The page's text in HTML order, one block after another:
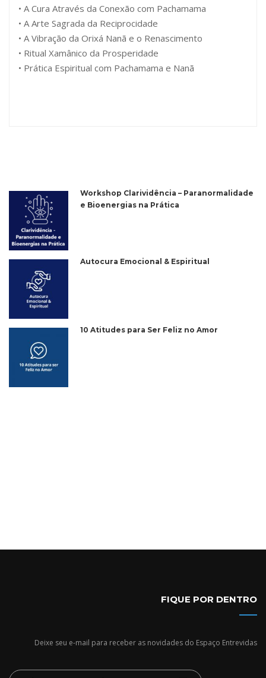
• A Cura Através da Conexão com Pachamama
• A Arte Sagrada da Reciprocidade
• A Vibração da Orixá Nanã e o Renascimento
• Ritual Xamânico da Prosperidade
• Prática Espiritual com Pachamama e Nanã
Workshop Clarividência – Paranormalidade
e Bioenergias na Prática
Autocura Emocional & Espiritual
10 Atitudes para Ser Feliz no Amor
FIQUE POR DENTRO
Deixe seu e-mail para receber as novidades do Espaço Entrevidas